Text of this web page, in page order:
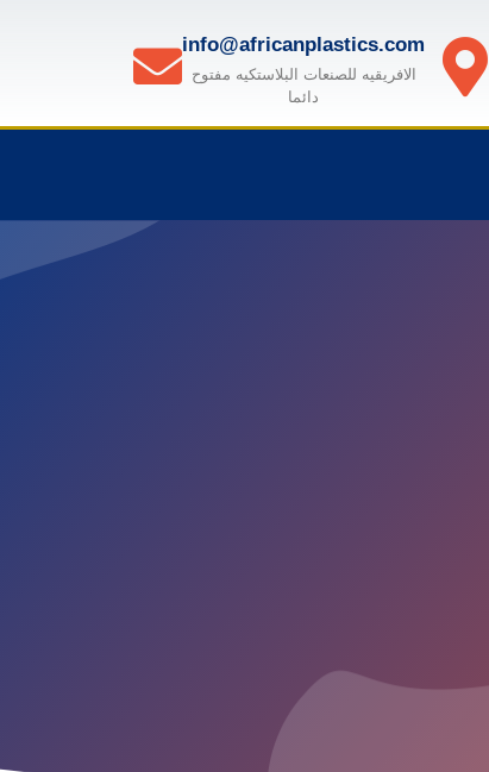
info@africanplastics.com
الافريقيه للصنعات البلاستكيه مفتوح
دائما